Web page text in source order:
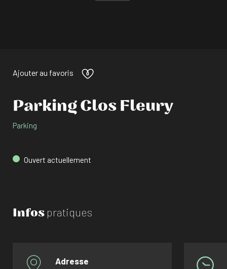
Ajouter au favoris
Parking Clos Fleury
Parking
Ouvert actuellement
Infos pratiques
Adresse